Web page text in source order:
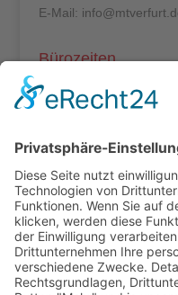
E-Mail:
Bürozeiten
Mo – Do: 8:00 – 14:00
Termine außerhalb
nach Absprache.
Folgt uns auf